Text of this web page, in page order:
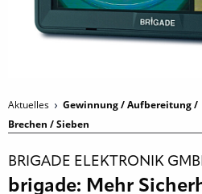
Aktuelles
Gewinnung / Aufbereitung /
Brechen / Sieben
BRIGADE ELEKTRONIK
brigade: Mehr